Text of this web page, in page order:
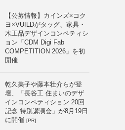
【公募情報】カインズ×コク
ヨ×VUILDがタッグ、家具・
木工品デザインコンペティシ
ョン「CDM Digi Fab
COMPETITION 2026」を初
開催
乾久美子や藤本壮介らが登
壇、「長谷工 住まいのデザ
インコンペティション 20回
記念 特別講演会」が8月19日
に開催 [PR]